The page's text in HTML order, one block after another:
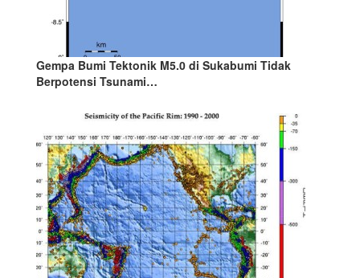
Gempa Bumi Tektonik M5.0 di Sukabumi Tidak
Berpotensi Tsunami…